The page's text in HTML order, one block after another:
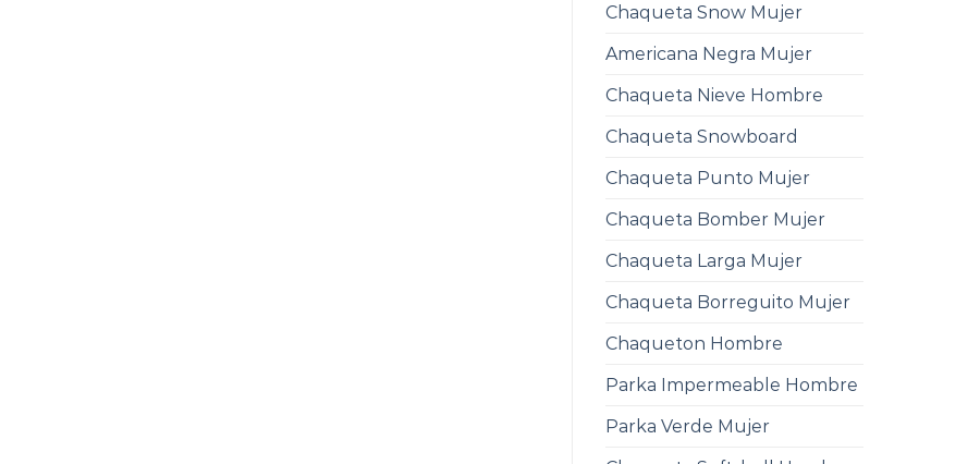
Chaqueta Snow Mujer
Americana Negra Mujer
Chaqueta Nieve Hombre
Chaqueta Snowboard
Chaqueta Punto Mujer
Chaqueta Bomber Mujer
Chaqueta Larga Mujer
Chaqueta Borreguito Mujer
Chaqueton Hombre
Parka Impermeable Hombre
Parka Verde Mujer